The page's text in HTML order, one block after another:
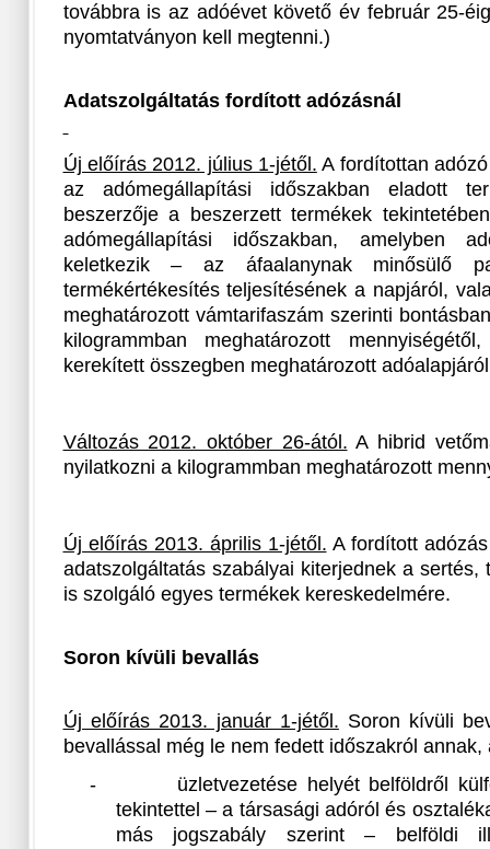
továbbra is az adóévet követő év február 25-
nyomtatványon kell megtenni.)
Adatszolgáltatás fordított adózásnál
Új előírás 2012. július 1-jétől. A fordítottan
az adómegállapítási időszakban eladott
beszerzője a beszerzett termékek
adómegállapítási időszakban, amelyben
keletkezik – az áfaalanynak minősülő
termékértékesítés teljesítésének a napjáról,
meghatározott vámtarifaszám szerinti
kilogrammban meghatározott
kerekített összegben meghatározott
Változás 2012. október 26-ától. A hibrid
nyilatkozni a kilogrammban meghatározott
Új előírás 2013. április 1-jétől. A fordított
adatszolgáltatás szabályai kiterjednek a sertés,
is szolgáló egyes termékek kereskedelmére.
Soron kívüli bevallás
Új előírás 2013. január 1-jétől. Soron kívüli
bevallással még le nem fedett időszakról annak,
-
üzletvezetése helyét belföldről
tekintettel – a társasági adóról és
más jogszabály szerint – belföldi